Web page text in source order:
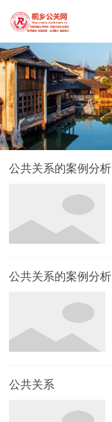
公共关系的案例分析
公共关系的案例分析
公共关系